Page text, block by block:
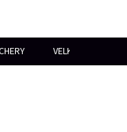
VELKOOBCHOD